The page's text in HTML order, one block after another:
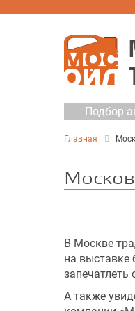
Подбор
Главная
В Москве
на выставке
запечатлеть
А также